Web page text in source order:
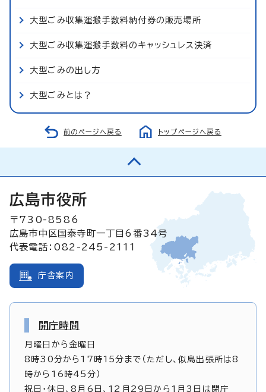
大型ごみ収集運搬手数料納付券の販売場所
大型ごみ収集運搬手数料のキャッシュレス決済
大型ごみの出し方
大型ごみとは？
前のページへ戻る トップページへ戻る
広島市役所
〒730-8586
広島市中区国泰寺町一丁目6番34号
代表電話：082-245-2111
庁舎案内
開庁時間
月曜日から金曜日
8時30分から17時15分まで（ただし、似島出張所は8
時から16時45分）
祝日・休日、8月6日、12月29日から1月3日は閉庁